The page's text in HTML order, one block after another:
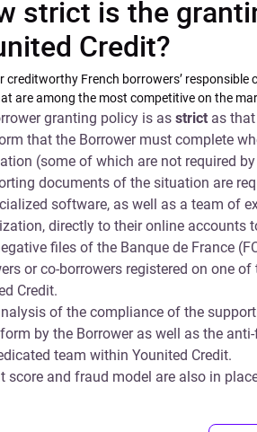
strict is the
Credit?
creditworthy French borrowers’
are among the most competitive on the
granting policy is as strict as
that the Borrower must complete
(some of which are not required
documents of the situation are
software, as well as a team of
directly to their online accounts
files of the Banque de France
or co-borrowers registered on one
Credit.
of the compliance of the
by the Borrower as well as the
team within Younited Credit.
score and fraud model are also in